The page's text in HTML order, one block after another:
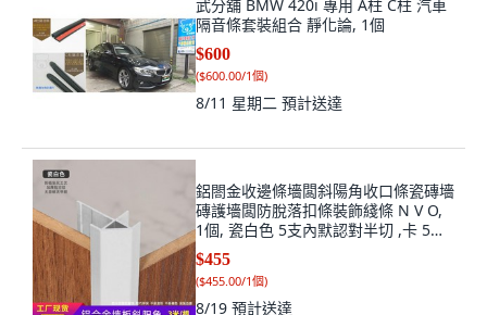
武分舖 BMW 420i 專用 A柱 C柱 汽車
隔音條套裝組合 靜化論, 1個
$600
($600.00/1個)
8/11 星期二 預計送達
鋁閤金收邊條墻闆斜陽角收口條瓷磚墻
磚護墻闆防脫落扣條裝飾綫條 N V O,
1個, 瓷白色 5支內默認對半切 ,卡 5釐
厚度型材 3米
$455
($455.00/1個)
8/19 預計送達